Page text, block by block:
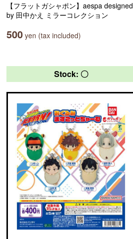
【フラットガシャポン】aespa designed
by 田中かえ ミラーコレクション
500 yen (tax included)
Stock: 〇